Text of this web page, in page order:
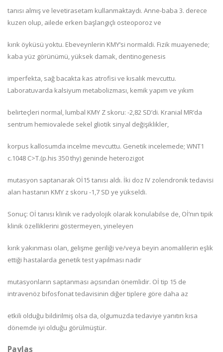
tanısı almış ve levetirasetam kullanmaktaydı. Anne-baba 3. derece
kuzen olup, ailede erken başlangıçlı osteoporoz ve
kırık öyküsü yoktu. Ebeveynlerin KMY’si normaldi. Fizik muayenede;
kaba yüz görünümü, yüksek damak, dentinogenesis
imperfekta, sağ bacakta kas atrofisi ve kısalık mevcuttu.
Laboratuvarda kalsiyum metabolizması, kemik yapım ve yıkım
belirteçleri normal, lumbal KMY Z skoru: -2,82 SD’di. Kranial MR’da
sentrum hemiovalede sekel gliotik sinyal değişiklikler,
korpus kallosumda incelme mevcuttu. Genetik incelemede; WNT1
c.1048 C>T.(p.his 350 thy) geninde heterozigot
mutasyon saptanarak Oİ15 tanısı aldı. İki doz IV zolendronik tedavisi
alan hastanın KMY z skoru -1,7 SD ye yükseldi.
Sonuç: Oİ tanısı klinik ve radyolojik olarak konulabilse de, Oİ’nın tipik
klinik özelliklerini göstermeyen, yineleyen
kırık yakınması olan, gelişme geriliği ve/veya beyin anomalilerin eşlik
ettiği hastalarda genetik test yapılması nadir
mutasyonların saptanması açısından önemlidir. Oİ tip 15 de
intravenöz bifosfonat tedavisinin diğer tiplere göre daha az
etkili olduğu bildirilmiş olsa da, olgumuzda tedaviye yanıtın kısa
dönemde iyi olduğu görülmüştür.
Paylaş